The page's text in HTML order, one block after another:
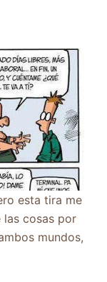
esta tira me
las cosas por
mundos,